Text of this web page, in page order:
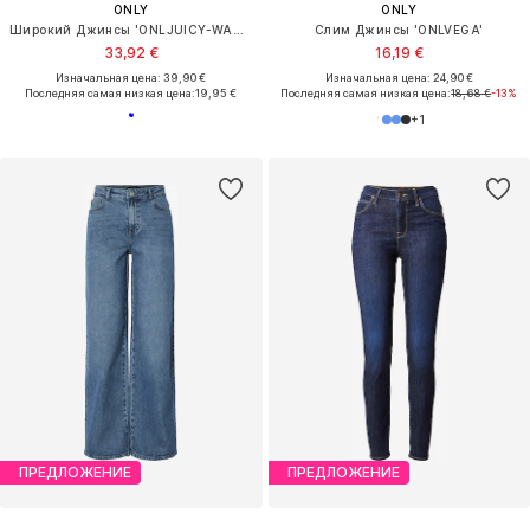
ONLY
33,92 €
Изначальная цена: 39,90 €
Последняя самая низкая цена:19,95 €
ONLY
Слим Джинсы 'ONLVEGA'
16,19 €
Изначальная цена: 24,90 €
Последняя самая низкая цена:18,68 €-13%
+1
ПРЕДЛОЖЕНИЕ ПРЕДЛОЖЕНИЕ